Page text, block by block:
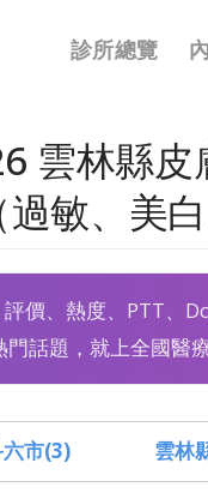
Main
navigation
診所總覽
雲林縣
敏、美白
價、熱度、PTT、
話題，就上全國醫
市(3) 雲林